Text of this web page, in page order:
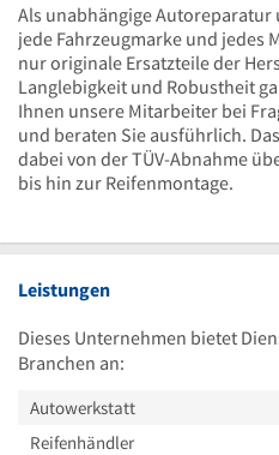
Als unabhängige
jede Fahrzeugmarke und jedes
nur originale Ersatzteile der
Langlebigkeit und Robustheit
Ihnen unsere Mitarbeiter bei
und beraten Sie ausführlich.
dabei von der TÜV-Abnahme
bis hin zur Reifenmontage.
Leistungen
Dieses Unternehmen bietet
Branchen an:
Autowerkstatt
Reifenhändler